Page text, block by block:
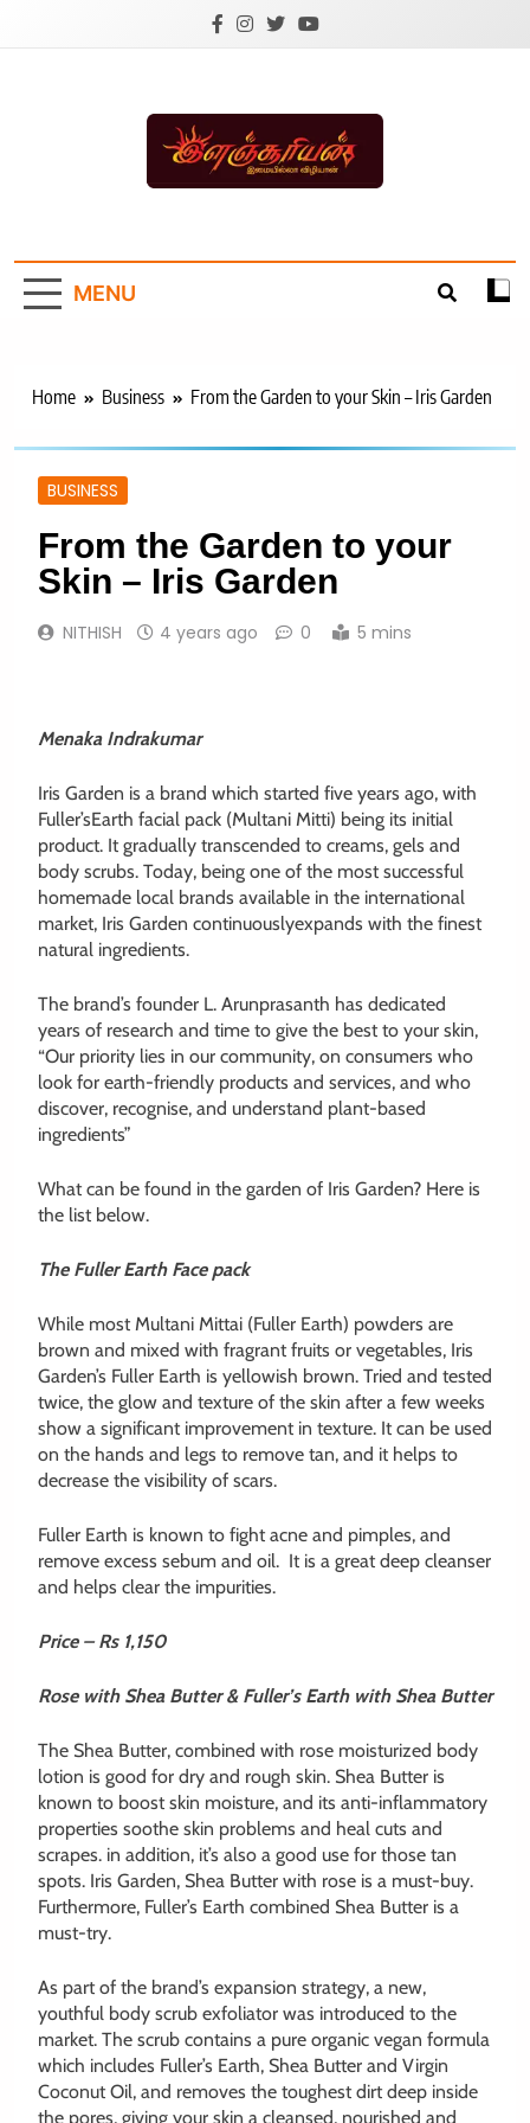
Tamil News |
Health | Tamil
Technology |
Sports News
MENU
Home Business From the Garden to your Skin – Iris Garden
BUSINESS
From the Garden to your
Skin – Iris Garden
NITHISH 4 years ago 0 5 mins
Menaka Indrakumar
Iris Garden is a brand which started five years ago, with
Fuller’sEarth facial pack (Multani Mitti) being its initial
product. It gradually transcended to creams, gels and
body scrubs. Today, being one of the most successful
homemade local brands available in the international
market, Iris Garden continuouslyexpands with the finest
natural ingredients.
The brand’s founder L. Arunprasanth has dedicated
years of research and time to give the best to your skin,
“Our priority lies in our community, on consumers who
look for earth-friendly products and services, and who
discover, recognise, and understand plant-based
ingredients”
What can be found in the garden of Iris Garden? Here is
the list below.
The Fuller Earth Face pack
While most Multani Mittai (Fuller Earth) powders are
brown and mixed with fragrant fruits or vegetables, Iris
Garden’s Fuller Earth is yellowish brown. Tried and tested
twice, the glow and texture of the skin after a few weeks
show a significant improvement in texture. It can be used
on the hands and legs to remove tan, and it helps to
decrease the visibility of scars.
Fuller Earth is known to fight acne and pimples, and
remove excess sebum and oil. It is a great deep cleanser
and helps clear the impurities.
Price – Rs 1,150
Rose with Shea Butter& Fuller’s Earth with Shea Butter
The Shea Butter, combined with rose moisturized body
lotion is good for dry and rough skin. Shea Butter is
known to boost skin moisture, and its anti-inflammatory
properties soothe skin problems and heal cuts and
scrapes. in addition, it’s also a good use for those tan
spots. Iris Garden, Shea Butter with rose is a must-buy.
Furthermore, Fuller’s Earth combined Shea Butter is a
must-try.
As part of the brand’s expansion strategy, a new,
youthful body scrub exfoliator was introduced to the
market. The scrub contains a pure organic vegan formula
which includes Fuller’s Earth, Shea Butter and Virgin
Coconut Oil, and removes the toughest dirt deep inside
the pores, giving your skin a cleansed, nourished and